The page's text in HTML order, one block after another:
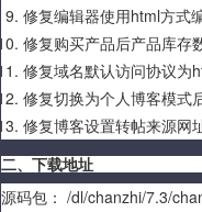
修复编辑器使用html方式
修复购买产品后产品库存
修复域名默认访问协议为
修复切换为个人博客模式
修复博客设置转帖来源网
二、下载地址
源码包： /dl/chanzhi/7.3/